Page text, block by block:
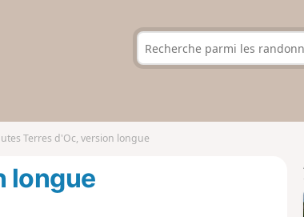
Terres d'Oc, version longue
longue